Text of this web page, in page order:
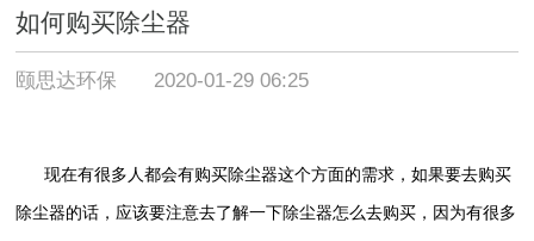
如何购买除尘器
颐思达环保 2020-01-29 06:25
现在有很多人都会有购买除尘器这个方面的需求，如果要去购买
除尘器的话，应该要注意去了解一下除尘器怎么去购买，因为有很多